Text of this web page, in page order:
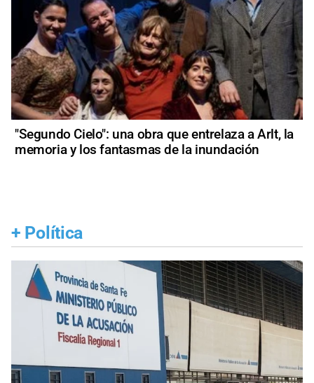
"Segundo Cielo": una obra que entrelaza a Arlt, la
memoria y los fantasmas de la inundación
+ Política